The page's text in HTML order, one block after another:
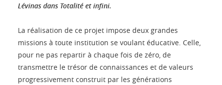
Lévinas dans Totalité et infini.
La réalisation de ce projet impose deux grandes
missions à toute institution se voulant éducative. Celle,
pour ne pas repartir à chaque fois de zéro, de
transmettre le trésor de connaissances et de valeurs
progressivement construit par les générations